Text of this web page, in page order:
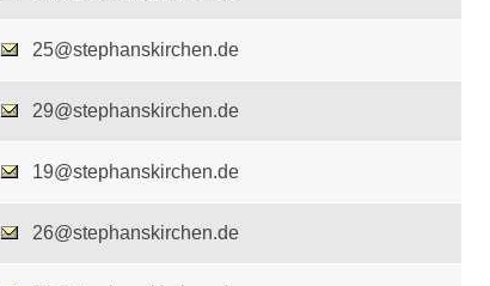
25@stephanskirchen.de
29@stephanskirchen.de
19@stephanskirchen.de
26@stephanskirchen.de